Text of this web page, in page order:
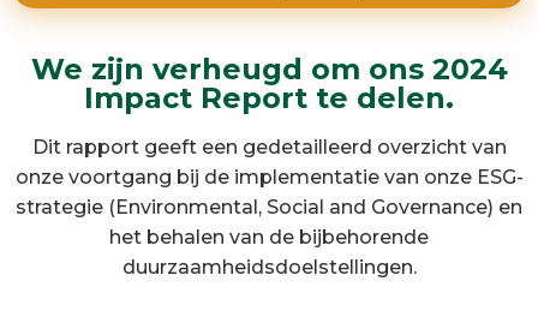
We zijn verheugd om ons 2024
Impact Report te delen.
Dit rapport geeft een gedetailleerd overzicht van
onze voortgang bij de implementatie van onze ESG-
strategie (Environmental, Social and Governance) en
het behalen van de bijbehorende
duurzaamheidsdoelstellingen.